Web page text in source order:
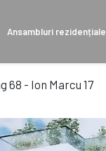
Ansambluri rezidențiale
68 - Ion Marcu 17